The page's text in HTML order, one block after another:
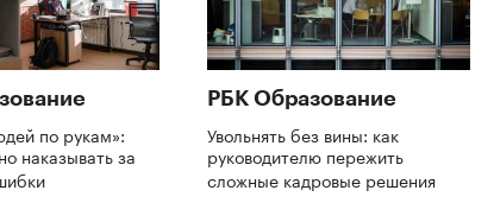
по рукам»:
наказывать за
РБК Образование
Увольнять без вины: как
руководителю пережить
сложные кадровые решения